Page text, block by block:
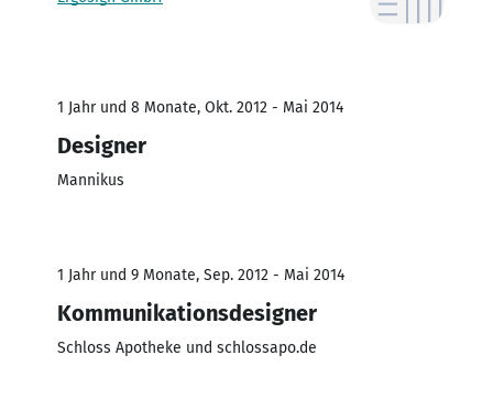
1 Jahr und 8 Monate, Okt. 2012 - Mai 2014
Designer
Mannikus
1 Jahr und 9 Monate, Sep. 2012 - Mai 2014
Kommunikationsdesigner
Schloss Apotheke und schlossapo.de